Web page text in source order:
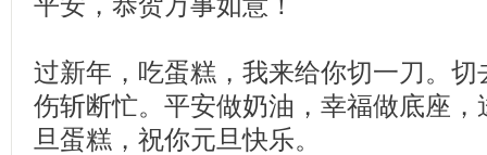
过新年，吃蛋糕，我来给你切一刀。
伤斩断忙。平安做奶油，幸福做底座
旦蛋糕，祝你元旦快乐。